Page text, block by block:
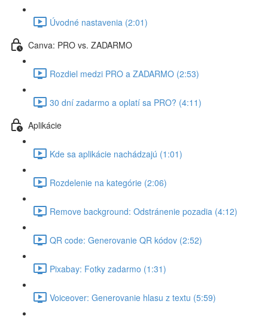
Úvodné nastavenia (2:01)
Canva: PRO vs. ZADARMO
Rozdiel medzi PRO a ZADARMO (2:53)
30 dní zadarmo a oplatí sa PRO? (4:11)
Aplikácie
Kde sa aplikácie nachádzajú (1:01)
Rozdelenie na kategórie (2:06)
Remove background: Odstránenie pozadia (4:12)
QR code: Generovanie QR kódov (2:52)
Pixabay: Fotky zadarmo (1:31)
Voiceover: Generovanie hlasu z textu (5:59)